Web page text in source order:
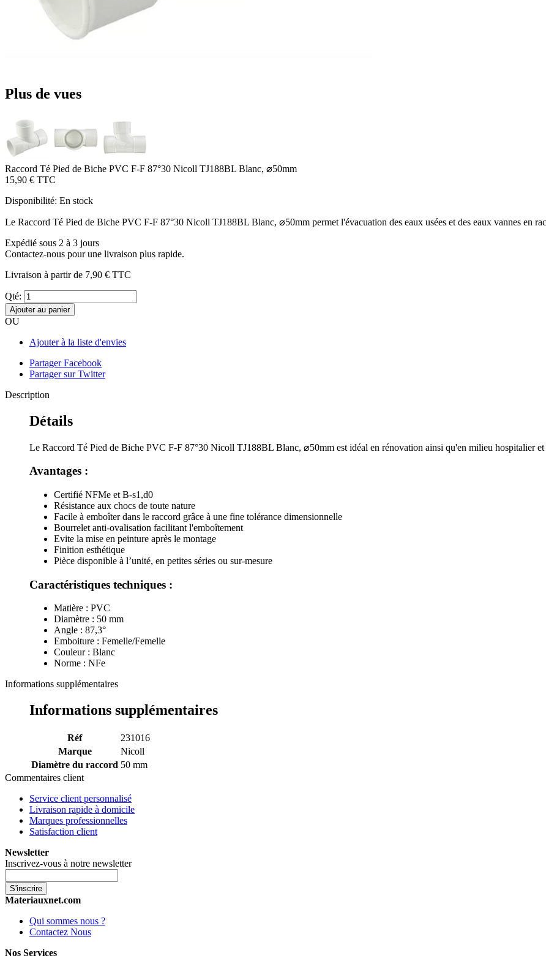
Plus de vues
Raccord Té Pied de Biche PVC F-F 87°30 Nicoll TJ188BL Blanc, ⌀50mm
15,90 € TTC
Disponibilité: En stock
Le Raccord Té Pied de Biche PVC F-F 87°30 Nicoll TJ188BL Blanc, ⌀50mm permet l'évacuation des eaux usées et des eaux vannes en
Expédié sous 2 à 3 jours
Contactez-nous pour une livraison plus rapide.
Livraison à partir de 7,90 € TTC
Qté:
Ajouter au panier
OU
Ajouter à la liste d'envies
Partager Facebook
Partager sur Twitter
Description
Détails
Le Raccord Té Pied de Biche PVC F-F 87°30 Nicoll TJ188BL Blanc, ⌀50mm est idéal en rénovation ainsi qu'en milieu hospitalier et
Avantages :
Certifié NFMe et B-s1,d0
Résistance aux chocs de toute nature
Facile à emboîter dans le raccord grâce à une fine tolérance dimensionnelle
Bourrelet anti-ovalisation facilitant l'emboîtement
Evite la mise en peinture après le montage
Finition esthétique
Pièce disponible à l’unité, en petites séries ou sur-mesure
Caractéristiques techniques :
Matière : PVC
Diamètre : 50 mm
Angle : 87,3°
Emboiture : Femelle/Femelle
Couleur : Blanc
Norme : NFe
Informations supplémentaires
Informations supplémentaires
Réf
231016
Marque
Nicoll
Diamètre du raccord 50 mm
Commentaires client
Service client personnalisé
Livraison rapide à domicile
Marques professionnelles
Satisfaction client
Newsletter
Inscrivez-vous à notre newsletter
S'inscrire
Materiauxnet.com
Qui sommes nous ?
Contactez Nous
Nos Services